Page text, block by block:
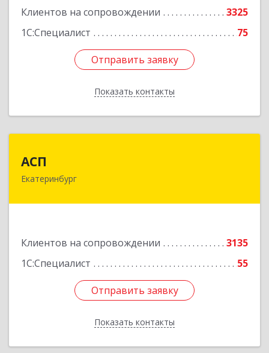
Клиентов на сопровождении
3325
1С:Специалист
75
Отправить заявку
Показать контакты
Отправить заявку
Назад
АСП
Екатеринбург
Клиентов на сопровождении
3135
1С:Специалист
55
Отправить заявку
Показать контакты
620075, Свердловская обл, Екатеринбург г,
Отправить заявку
Назад